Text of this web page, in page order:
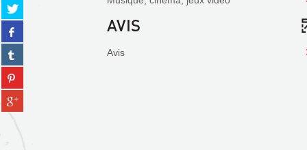
Partager
sur
twitter
(Nouvelle
fenêtre)
Partager
sur
facebook
(Nouvelle
fenêtre)
Partager
sur
tumblr
(Nouvelle
fenêtre)
Partager
sur
pinterest
(Nouvelle
Partager
sur
AVIS
Avis